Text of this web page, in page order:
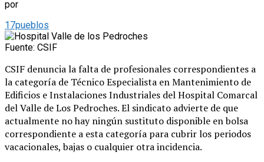
por
17pueblos
Fuente: CSIF
CSIF denuncia la falta de profesionales correspondientes a
la categoría de Técnico Especialista en Mantenimiento de
Edificios e Instalaciones Industriales del Hospital Comarcal
del Valle de Los Pedroches. El sindicato advierte de que
actualmente no hay ningún sustituto disponible en bolsa
correspondiente a esta categoría para cubrir los periodos
vacacionales, bajas o cualquier otra incidencia.